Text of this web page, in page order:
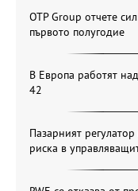
OTP Group отчете
първото полугодие
В Европа работят
42
Пазарният
риска в